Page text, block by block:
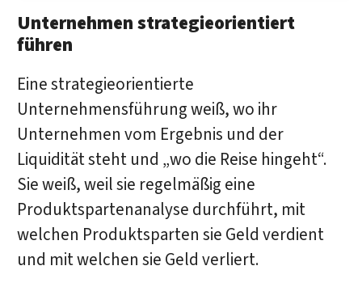
Unternehmen strategieorientiert
führen
Eine strategieorientierte
Unternehmensführung weiß, wo ihr
Unternehmen vom Ergebnis und der
Liquidität steht und „wo die Reise hingeht“.
Sie weiß, weil sie regelmäßig eine
Produktspartenanalyse durchführt, mit
welchen Produktsparten sie Geld verdient
und mit welchen sie Geld verliert.